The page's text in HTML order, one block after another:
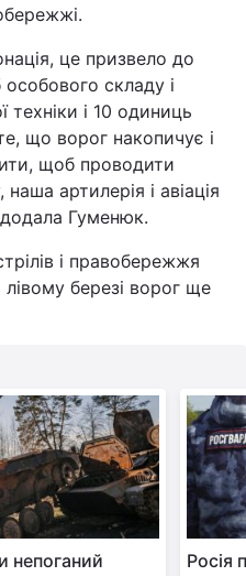
це призвело до
складу і
і 10 одиниць
що ворог накопичує і
щоб проводити
артилерія і авіація
Гуменюк.
і правобережжя
березі ворог ще
непоганий Росія